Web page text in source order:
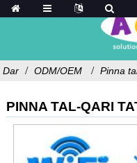
Dar ODM/OEM Pinna
PINNA TAL-QARI